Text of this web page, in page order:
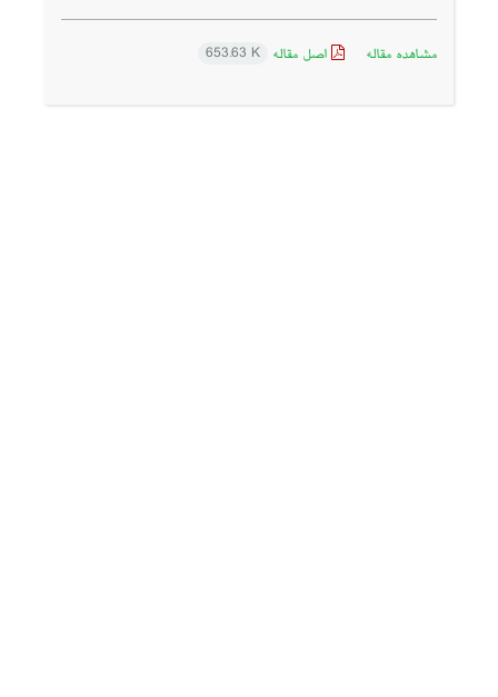
مشاهده مقاله اصل مقاله 653.63 K